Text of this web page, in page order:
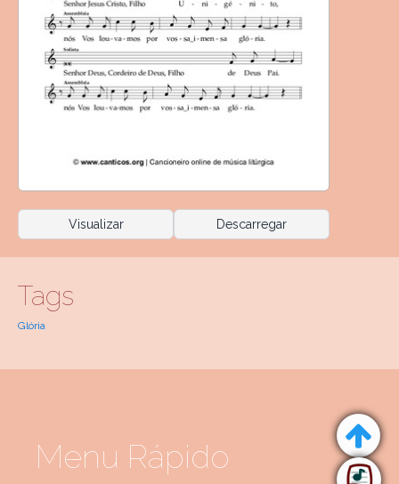
Visualizar Descarregar
Tags
Glória
Menu Rápido